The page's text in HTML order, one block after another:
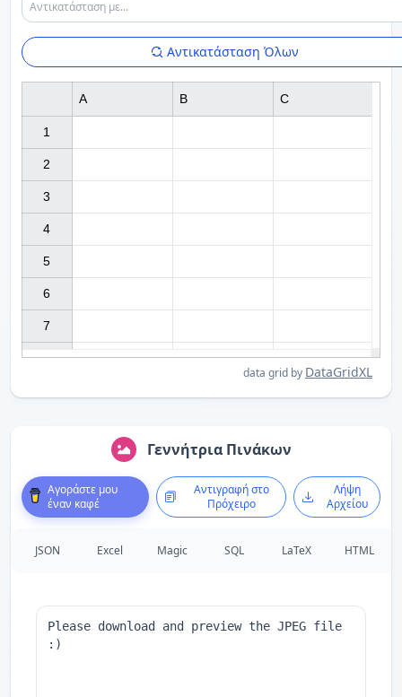
Αντικατάσταση Όλων
1
2
3
4
5
6
7
A B C
data grid by DataGridXL
Γεννήτρια Πινάκων
Αγοράστε μου
έναν καφέ
Αντιγραφή στο
Πρόχειρο
Λήψη
Αρχείου
JSON Excel Magic SQL LaTeX HTML